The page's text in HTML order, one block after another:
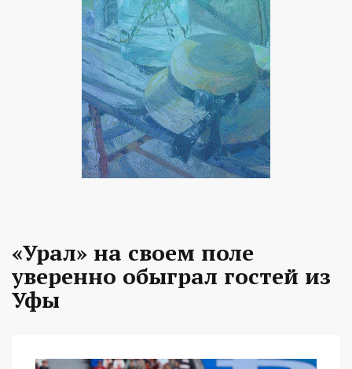
«Урал» на своем поле
уверенно обыграл гостей из
Уфы